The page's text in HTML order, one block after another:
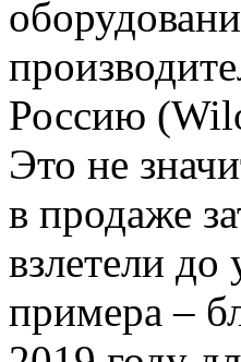
Россию
Это не
в продаже
взлетели
примера –